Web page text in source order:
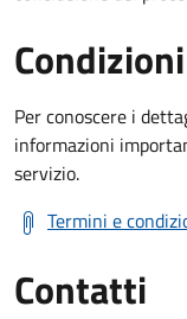
Per conoscere i
informazioni
servizio.
Termini e
Contatti